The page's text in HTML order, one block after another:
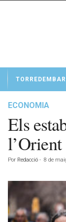
t
ECONOMIA
Els
Por Redacció - 8 de